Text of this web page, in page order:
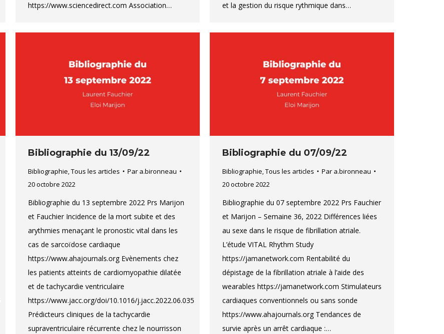
et la gestion du risque rythmique dans…
https://www.sciencedirect.com Association…
Bibliographie du 13/09/22
Bibliographie,Tous les articles Par a.bironneau
20 octobre 2022
Bibliographie du 13 septembre 2022 Prs Marijon
et Fauchier Incidence de la mort subite et des
arythmies menaçant le pronostic vital dans les
cas de sarcoïdose cardiaque
https://www.ahajournals.org Evènements chez
les patients atteints de cardiomyopathie dilatée
et de tachycardie ventriculaire
https://www.jacc.org/doi/10.1016/j.jacc.2022.06.035
Prédicteurs cliniques de la tachycardie
supraventriculaire récurrente chez le nourrisson
Bibliographie du 07/09/22
Bibliographie,Tous les articles Par a.bironneau
20 octobre 2022
Bibliographie du 07 septembre 2022 Prs Fauchier
et Marijon – Semaine 36, 2022 Différences liées
au sexe dans le risque de fibrillation atriale.
L’étude VITAL Rhythm Study
https://jamanetwork.com Rentabilité du
dépistage de la fibrillation atriale à l’aide des
wearables https://jamanetwork.com Stimulateurs
cardiaques conventionnels ou sans sonde
https://www.ahajournals.org Tendances de
survie après un arrêt cardiaque :…